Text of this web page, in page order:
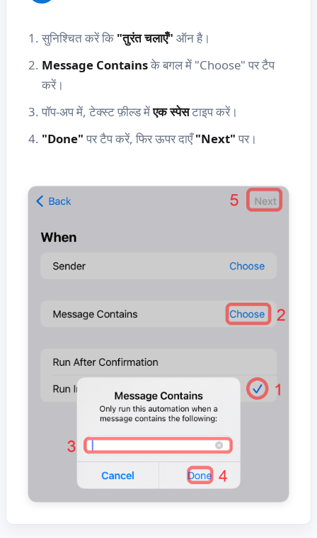
सुनिश्चित करें कि "तुरंत चलाएँ" ऑन है।
Message Containsके बगल में "Choose" पर टैप
करें।
पॉप-अप में, टेक्स्ट फ़ील्ड मेंएक स्पेसटाइप करें।
"Done" पर टैप करें, फिर ऊपर दाएँ"Next" पर।